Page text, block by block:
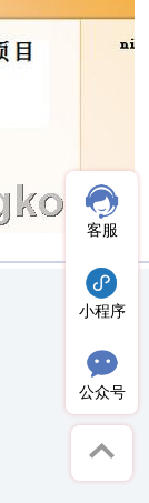
客服
小程序
公众号